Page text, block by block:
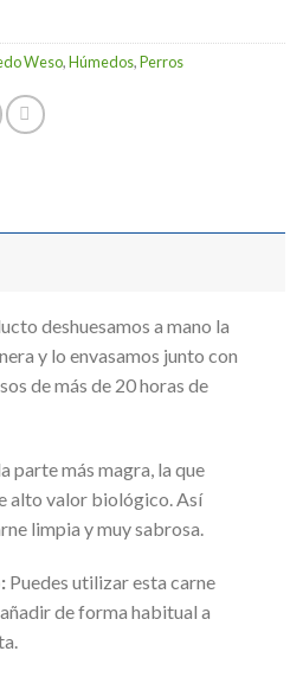
Weso,Húmedos,Perros
deshuesamos a mano la
y lo envasamos junto con
de más de 20 horas de
parte más magra, la que
alto valor biológico. Así
limpia y muy sabrosa.
Puedes utilizar esta carne
de forma habitual a